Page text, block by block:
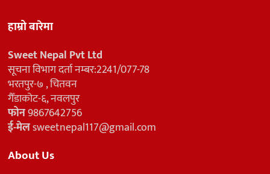
हाम्रो बारेमा
Sweet Nepal Pvt Ltd
सूचना विभाग दर्ता नम्बर:2241/077-78
भरतपुर-७ , चितवन
गैँडाकोट-६, नवलपुर
फोन9867642756
ई-मेलsweetnepal117@gmail.com
About Us